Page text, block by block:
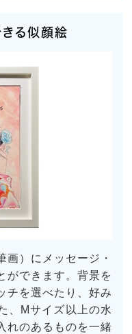
きる似顔絵
画）にメッセージ・
ができます。背景を
チを選べたり、好み
、Mサイズ以上の水
れのあるものを一緒